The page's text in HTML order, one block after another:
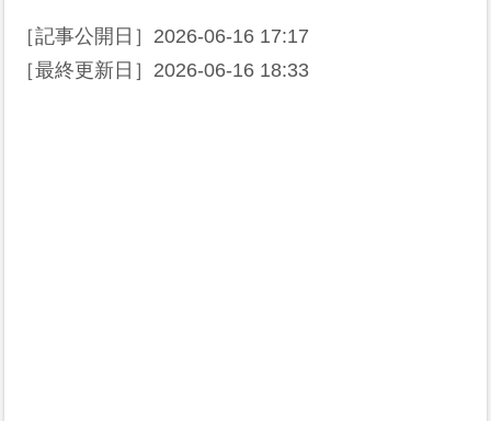
［記事公開日］ 2026-06-16 17:17
［最終更新日］ 2026-06-16 18:33